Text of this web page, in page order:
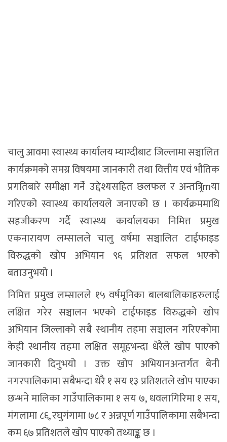
चालु आवमा स्वास्थ्य कार्यालय म्याग्दीबाट जिल्लामा सञ्चालित
कार्यक्रमको समग्र विषयमा जानकारी तथा वित्तीय एवं भौतिक
प्रगतिबारे समीक्षा गर्ने उद्देश्यसहित छलफल र अन्तत्र्रिmया
गरिएको स्वास्थ्य कार्यालयले जनाएको छ । कार्यक्रममाथि
सहजीकरण गर्दै स्वास्थ्य कार्यालयका निमित्त प्रमुख
एकनारायण लम्सालले चालु वर्षमा सञ्चालित टाईफाइड
विरुद्धको खोप अभियान ९६ प्रतिशत सफल भएको
बताउनुभयो ।
निमित्त प्रमुख लम्सालले १५ वर्षमूनिका बालबालिकाहरुलाई
लक्षित गरेर सञ्चालन भएको टाईफाइड विरुद्धको खोप
अभियान जिल्लाको सबै स्थानीय तहमा सञ्चालन गरिएकोमा
केही स्थानीय तहमा लक्षित समूहभन्दा धेरैले खोप पाएको
जानकारी दिनुभयो । उक्त खोप अभियानअन्तर्गत बेनी
नगरपालिकामा सबैभन्दा धेरै १ सय १३ प्रतिशतले खोप पाएका
छन्भने मालिका गाउँपालिकामा १ सय ७, धवलागिरिमा १ सय,
मंगलामा ८६, रघुगंगामा ७८ र अन्नपूर्ण गाउँपालिकामा सबैभन्दा
कम ६७ प्रतिशतले खोप पाएको तथ्याङ्क छ ।